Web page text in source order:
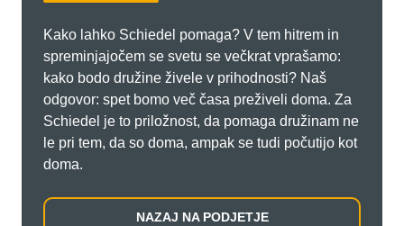
Kako lahko Schiedel pomaga? V tem hitrem in
spreminjajočem se svetu se večkrat vprašamo:
kako bodo družine živele v prihodnosti? Naš
odgovor: spet bomo več časa preživeli doma. Za
Schiedel je to priložnost, da pomaga družinam ne
le pri tem, da so doma, ampak se tudi počutijo kot
doma.
NAZAJ NA PODJETJE